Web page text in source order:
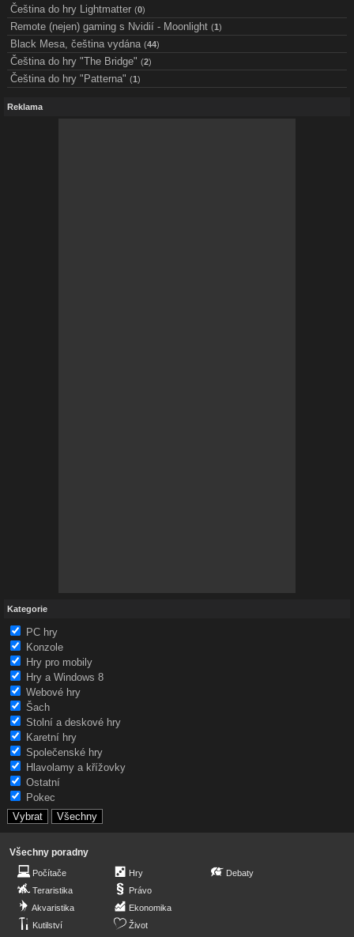
Čeština do hry Lightmatter (0)
Remote (nejen) gaming s Nvidií - Moonlight (1 )
Black Mesa, čeština vydána (44)
Čeština do hry "The Bridge" (2)
Čeština do hry "Patterna" (1 )
Reklama
Kategorie
PC hry
Konzole
Hry pro mobily
Hry a Windows 8
Webové hry
Šach
Stolní a deskové hry
Karetní hry
Společenské hry
Hlavolamy a křížovky
Ostatní
Pokec
Všechny poradny
Počítače
Teraristika
Akvaristika
Kutilství
Hry
Právo
Ekonomika
Život
Debaty